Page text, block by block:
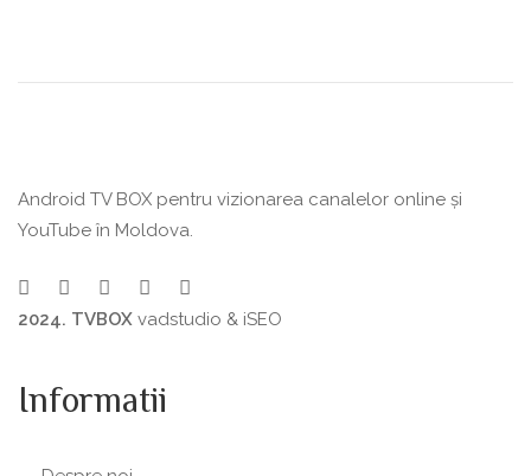
Android TV BOX pentru vizionarea canalelor online și
YouTube în Moldova.
2024. TVBOX vadstudio & iSEO
Informatii